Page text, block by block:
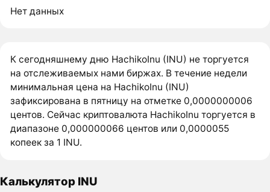
Нет данных
К сегодняшнему дню HachikoInu (INU) не торгуется
на отслеживаемых нами биржах. В течение недели
минимальная цена на HachikoInu (INU)
зафиксирована в пятницу на отметке 0,0000000006
центов. Сейчас криптовалюта HachikoInu торгуется в
диапазоне 0,000000066 центов или 0,0000055
копеек за 1 INU.
Калькулятор INU